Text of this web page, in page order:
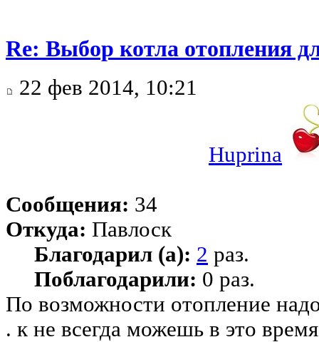
Re: Выбор котла отопления
22 фев 2014, 10:21
Huprina
Сообщения: 34
Откуда: Павлоск
Благодарил (а): 2 раз.
Поблагодарили: 0 раз.
По возможности отопление
. к не всегда можешь в это